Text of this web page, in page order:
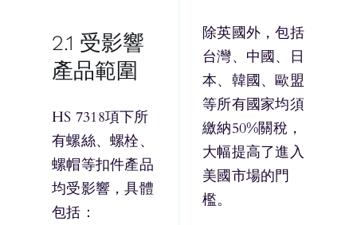
2.1 受影響
產品範圍
HS 7318項下所
有螺絲、螺栓、
螺帽等扣件產品
均受影響，具體
包括：
除英國外，包括
台灣、中國、日
本、韓國、歐盟
等所有國家均須
繳納50%關稅，
大幅提高了進入
美國市場的門
檻。